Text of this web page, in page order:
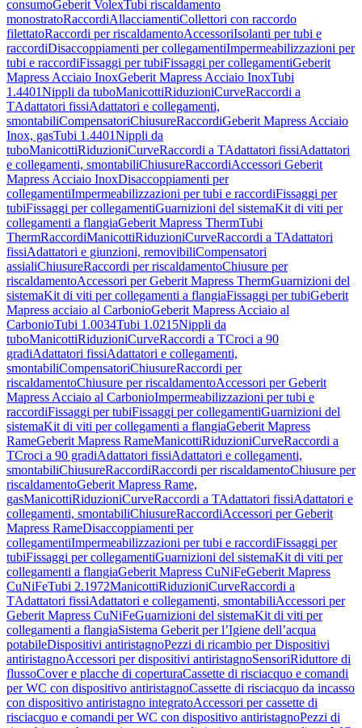
consumoGeberit VolexTubi riscaldamento
monostratoRaccordiAllacciamentiCollettori con raccordo
filettatoRaccordi per riscaldamentoAccessoriIsolanti per tubi e
raccordiDisaccoppiamenti per collegamentiImpermeabilizzazioni per
tubi e raccordiFissaggi per tubiFissaggi per collegamentiGeberit
Mapress Acciaio InoxGeberit Mapress Acciaio InoxTubi
1.4401Nippli da tuboManicottiRiduzioniCurveRaccordi a
TAdattatori fissiAdattatori e collegamenti,
smontabiliCompensatoriChiusureRaccordiGeberit Mapress Acciaio
Inox, gasTubi 1.4401Nippli da
tuboManicottiRiduzioniCurveRaccordi a TAdattatori fissiAdattatori
e collegamenti, smontabiliChiusureRaccordiAccessori Geberit
Mapress Acciaio InoxDisaccoppiamenti per
collegamentiImpermeabilizzazioni per tubi e raccordiFissaggi per
tubiFissaggi per collegamentiGuarnizioni del sistemaKit di viti per
collegamenti a flangiaGeberit Mapress ThermTubi
ThermRaccordiManicottiRiduzioniCurveRaccordi a TAdattatori
fissiAdattatori e giunzioni, removibiliCompensatori
assialiChiusureRaccordi per riscaldamentoChiusure per
riscaldamentoAccessori per Geberit Mapress ThermGuarnizioni del
sistemaKit di viti per collegamenti a flangiaFissaggi per tubiGeberit
Mapress acciaio al CarbonioGeberit Mapress Acciaio al
CarbonioTubi 1.0034Tubi 1.0215Nippli da
tuboManicottiRiduzioniCurveRaccordi a TCroci a 90
gradiAdattatori fissiAdattatori e collegamenti,
smontabiliCompensatoriChiusureRaccordi per
riscaldamentoChiusure per riscaldamentoAccessori per Geberit
Mapress Acciaio al CarbonioImpermeabilizzazioni per tubi e
raccordiFissaggi per tubiFissaggi per collegamentiGuarnizioni del
sistemaKit di viti per collegamenti a flangiaGeberit Mapress
RameGeberit Mapress RameManicottiRiduzioniCurveRaccordi a
TCroci a 90 gradiAdattatori fissiAdattatori e collegamenti,
smontabiliChiusureRaccordiRaccordi per riscaldamentoChiusure per
riscaldamentoGeberit Mapress Rame,
gasManicottiRiduzioniCurveRaccordi a TAdattatori fissiAdattatori e
collegamenti, smontabiliChiusureRaccordiAccessori per Geberit
Mapress RameDisaccoppiamenti per
collegamentiImpermeabilizzazioni per tubi e raccordiFissaggi per
tubiFissaggi per collegamentiGuarnizioni del sistemaKit di viti per
collegamenti a flangiaGeberit Mapress CuNiFeGeberit Mapress
CuNiFeTubi 2.1972ManicottiRiduzioniCurveRaccordi a
TAdattatori fissiAdattatori e collegamenti, smontabiliAccessori per
Geberit Mapress CuNiFeGuarnizioni del sistemaKit di viti per
collegamenti a flangiaSistema Geberit per l’Igiene dell’acqua
potabileDispositivi antiristagnoPezzi di ricambio per Dispositivi
antiristagnoAccessori per dispositivi antiristagnoSensoriRiduttore di
flussoCover e placche di coperturaCassette di risciacquo e comandi
per WC con dispositivo antiristagnoCassette di risciacquo da incasso
con dispositivo antiristagno integratoAccessori per cassette di
risciacquo e comandi per WC con dispositivo antiristagnoPezzi di